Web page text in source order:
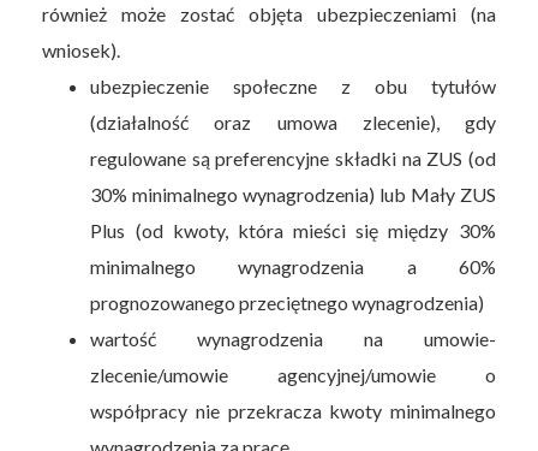
również może zostać objęta ubezpieczeniami (na
wniosek).
ubezpieczenie społeczne z obu tytułów
(działalność oraz umowa zlecenie), gdy
regulowane są preferencyjne składki na ZUS (od
30% minimalnego wynagrodzenia) lub Mały ZUS
Plus (od kwoty, która mieści się między 30%
minimalnego wynagrodzenia a 60%
prognozowanego przeciętnego wynagrodzenia)
wartość wynagrodzenia na umowie-
zlecenie/umowie agencyjnej/umowie o
współpracy nie przekracza kwoty minimalnego